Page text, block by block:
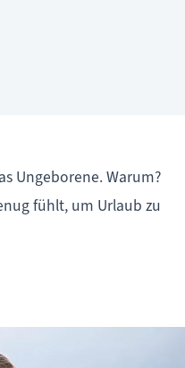
Ungeborene. Warum?
fühlt, um Urlaub zu